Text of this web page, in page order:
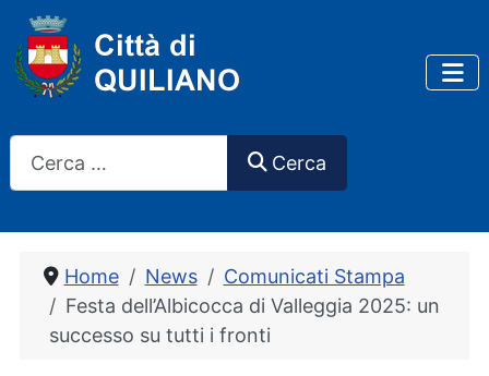
Cerca
Home News
Comunicati Stampa
Festa dell’Albicocca di Valleggia 2025: un
successo su tutti i fronti